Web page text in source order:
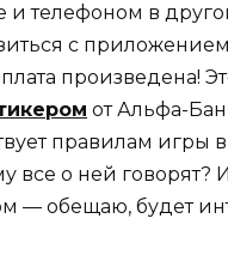
и телефоном в
с
произведена!
от Альфа-
правилам игры
все о ней говорят?
— обещаю, будет